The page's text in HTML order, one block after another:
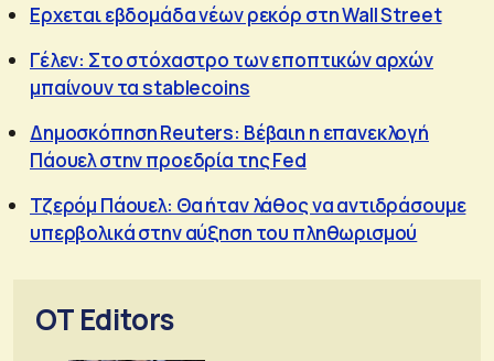
Ερχεται εβδομάδα νέων ρεκόρ στη Wall Street
Γέλεν: Στο στόχαστρο των εποπτικών αρχών
μπαίνουν τα stablecoins
Δημοσκόπηση Reuters: Βέβαιη η επανεκλογή
Πάουελ στην προεδρία της Fed
Τζερόμ Πάουελ: Θα ήταν λάθος να αντιδράσουμε
υπερβολικά στην αύξηση του πληθωρισμού
OT Editors